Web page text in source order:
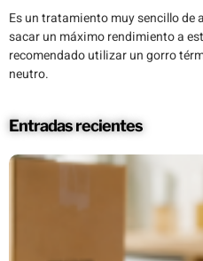
Es un tratamiento muy sencillo de
sacar un máximo rendimiento a
recomendado utilizar un gorro
neutro.
Entradas recientes